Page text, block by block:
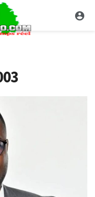
du Parti des Verts de Guinée